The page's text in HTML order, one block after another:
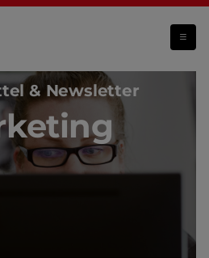
& Newsletter